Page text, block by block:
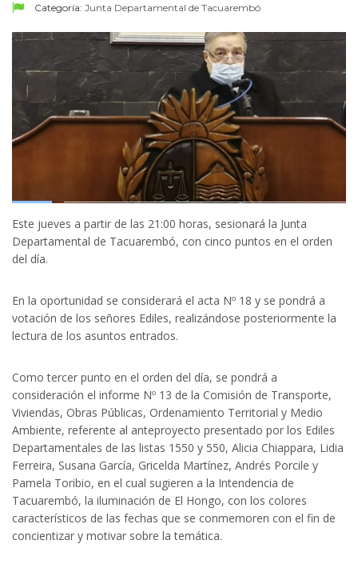
Categoría: Junta Departamental de Tacuarembó
Este jueves a partir de las 21:00 horas, sesionará la Junta
Departamental de Tacuarembó, con cinco puntos en el orden
del día.
En la oportunidad se considerará el acta Nº 18 y se pondrá a
votación de los señores Ediles, realizándose posteriormente la
lectura de los asuntos entrados.
Como tercer punto en el orden del día, se pondrá a
consideración el informe Nº 13 de la Comisión de Transporte,
Viviendas, Obras Públicas, Ordenamiento Territorial y Medio
Ambiente, referente al anteproyecto presentado por los Ediles
Departamentales de las listas 1550 y 550, Alicia Chiappara, Lidia
Ferreira, Susana García, Gricelda Martínez, Andrés Porcile y
Pamela Toribio, en el cual sugieren a la Intendencia de
Tacuarembó, la iluminación de El Hongo, con los colores
característicos de las fechas que se conmemoren con el fin de
concientizar y motivar sobre la temática.